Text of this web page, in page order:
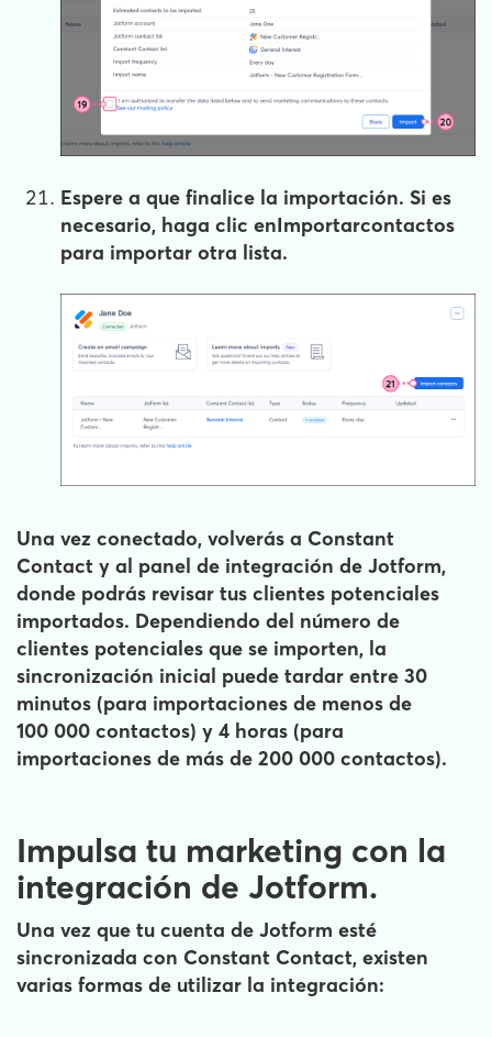
Espere a que finalice la importación. Si es
necesario, haga clic enImportarcontactos
para importar otra lista.
Una vez conectado, volverás a Constant
Contact y al panel de integración de Jotform,
donde podrás revisar tus clientes potenciales
importados. Dependiendo del número de
clientes potenciales que se importen, la
sincronización inicial puede tardar entre 30
minutos (para importaciones de menos de
100 000 contactos) y 4 horas (para
importaciones de más de 200 000 contactos).
Impulsa tu marketing con la
integración de Jotform.
Una vez que tu cuenta de Jotform esté
sincronizada con Constant Contact, existen
varias formas de utilizar la integración: